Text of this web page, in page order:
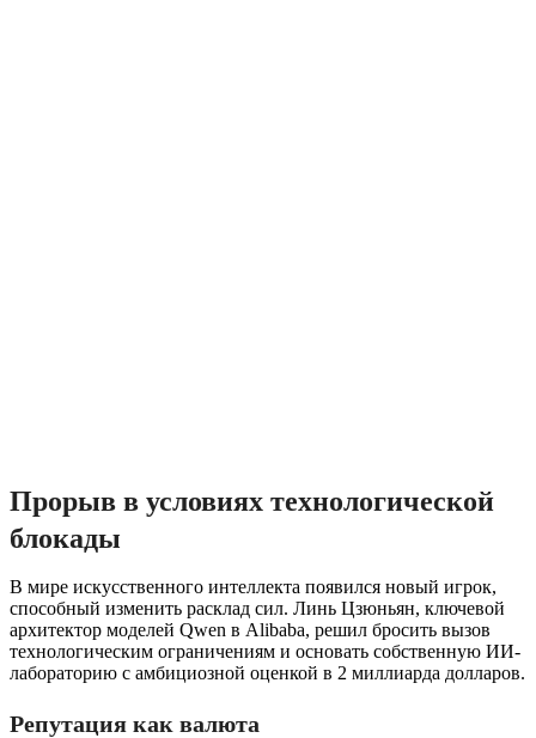
Прорыв в условиях технологической
блокады
В мире искусственного интеллекта появился новый игрок,
способный изменить расклад сил. Линь Цзюньян, ключевой
архитектор моделей Qwen в Alibaba, решил бросить вызов
технологическим ограничениям и основать собственную ИИ-
лабораторию с амбициозной оценкой в 2 миллиарда долларов.
Репутация как валюта